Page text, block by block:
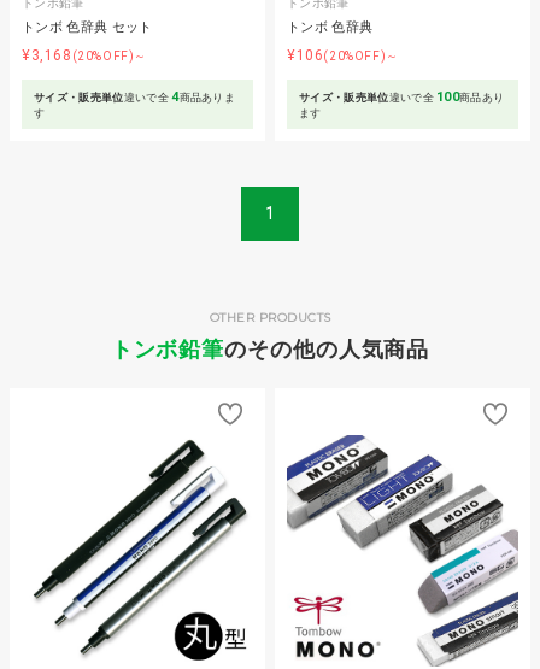
トンボ鉛筆
トンボ 色辞典 セット
¥3,168 (20%OFF)～
サイズ・販売単位違いで全4商品ありま
す
トンボ鉛筆
トンボ 色辞典
¥106(20%OFF)～
サイズ・販売単位違いで全 100商品あり
ます
1
トンボ鉛筆のその他の人気商品
OTHER PRODUCTS